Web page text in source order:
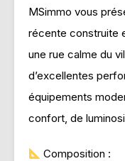
MSimmo vous
récente construite
une rue calme du
d’excellentes
équipements
confort, de
Composition :